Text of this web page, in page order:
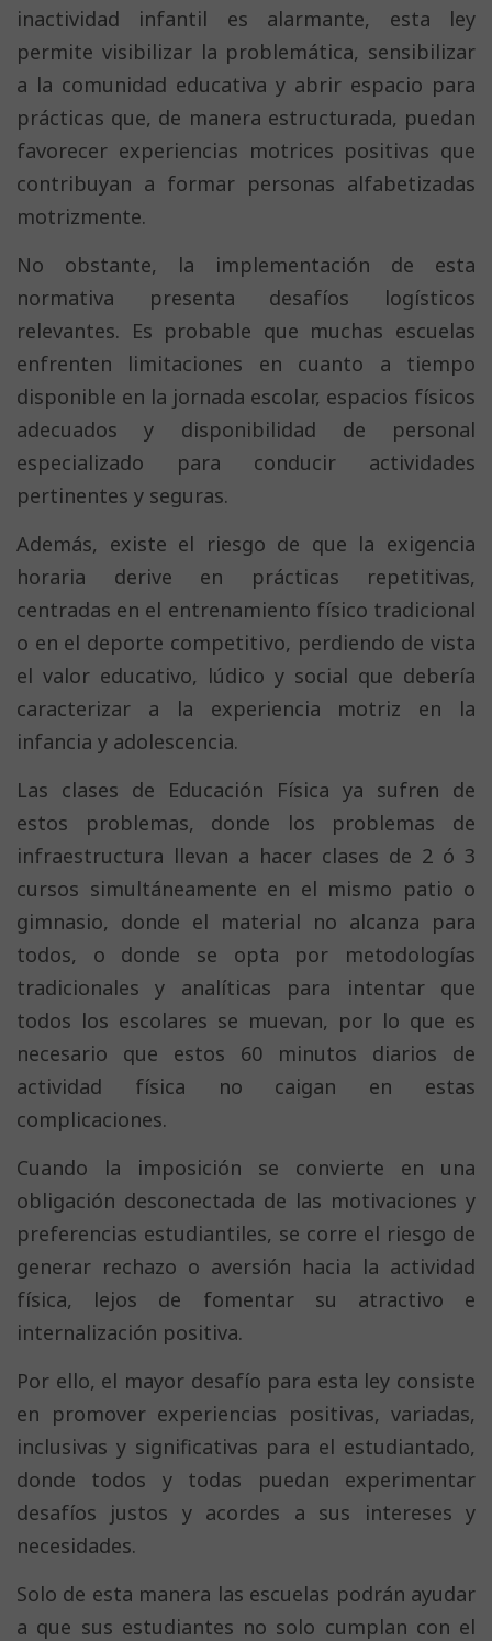
inactividad infantil es alarmante, esta ley
permite visibilizar la problemática, sensibilizar
a la comunidad educativa y abrir espacio para
prácticas que, de manera estructurada, puedan
favorecer experiencias motrices positivas que
contribuyan a formar personas alfabetizadas
motrizmente.
No obstante, la implementación de esta
normativa presenta desafíos logísticos
relevantes. Es probable que muchas escuelas
enfrenten limitaciones en cuanto a tiempo
disponible en la jornada escolar, espacios físicos
adecuados y disponibilidad de personal
especializado para conducir actividades
pertinentes y seguras.
Además, existe el riesgo de que la exigencia
horaria derive en prácticas repetitivas,
centradas en el entrenamiento físico tradicional
o en el deporte competitivo, perdiendo de vista
el valor educativo, lúdico y social que debería
caracterizar a la experiencia motriz en la
infancia y adolescencia.
Las clases de Educación Física ya sufren de
estos problemas, donde los problemas de
infraestructura llevan a hacer clases de 2 ó 3
cursos simultáneamente en el mismo patio o
gimnasio, donde el material no alcanza para
todos, o donde se opta por metodologías
tradicionales y analíticas para intentar que
todos los escolares se muevan, por lo que es
necesario que estos 60 minutos diarios de
actividad física no caigan en estas
complicaciones.
Cuando la imposición se convierte en una
obligación desconectada de las motivaciones y
preferencias estudiantiles, se corre el riesgo de
generar rechazo o aversión hacia la actividad
física, lejos de fomentar su atractivo e
internalización positiva.
Por ello, el mayor desafío para esta ley consiste
en promover experiencias positivas, variadas,
inclusivas y significativas para el estudiantado,
donde todos y todas puedan experimentar
desafíos justos y acordes a sus intereses y
necesidades.
Solo de esta manera las escuelas podrán ayudar
a que sus estudiantes no solo cumplan con el